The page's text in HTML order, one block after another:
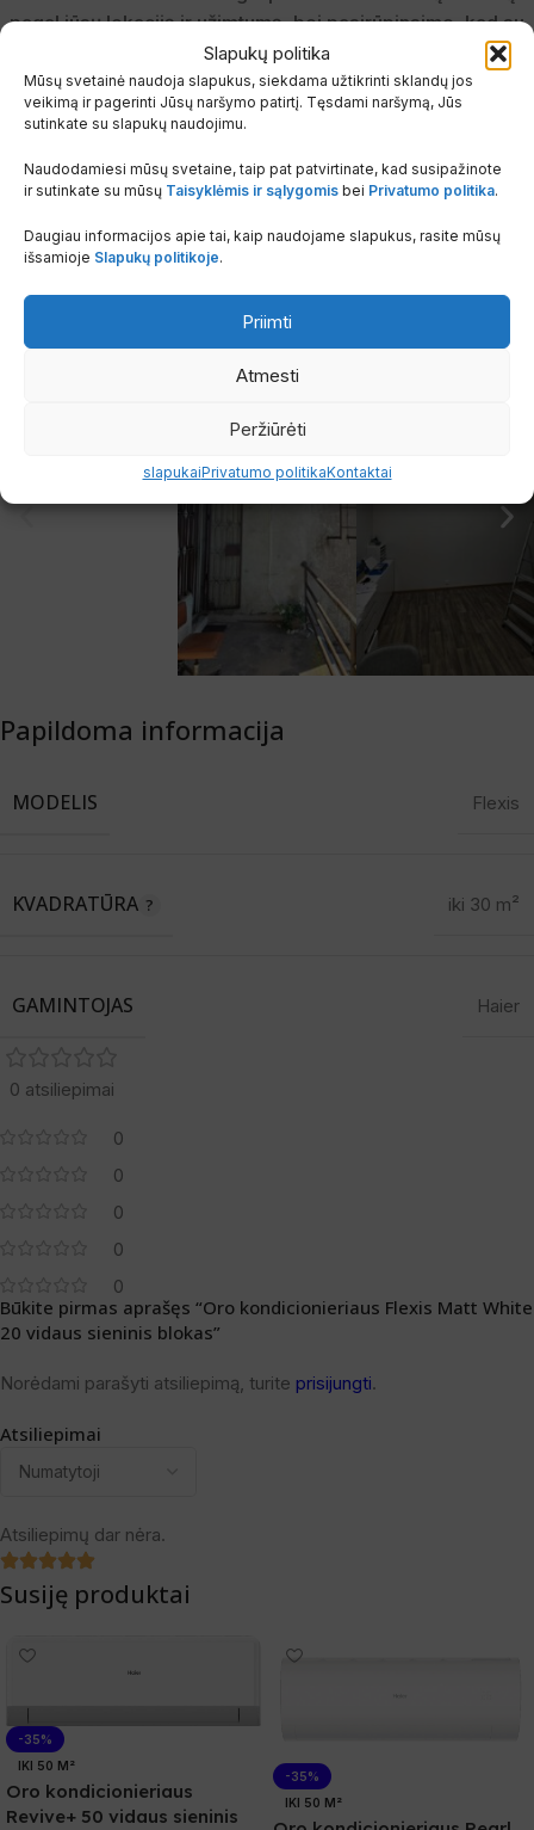
Slapukų politika
Mūsų svetainė naudoja slapukus, siekdama užtikrinti sklandų jos
veikimą ir pagerinti Jūsų naršymo patirtį. Tęsdami naršymą, Jūs
sutinkate su slapukų naudojimu.
Naudodamiesi mūsų svetaine, taip pat patvirtinate, kad susipažinote
ir sutinkate su mūsų Taisyklėmis ir sąlygomis bei Privatumo politika.
Daugiau informacijos apie tai, kaip naudojame slapukus, rasite mūsų
išsamioje Slapukų politikoje.
Priimti
Atmesti
Peržiūrėti
slapukaiPrivatumo politikaKontaktai
pagal jūsų lokaciją ir užimtumą, bei pasirūpinsime, kad su
jumis būtų susisiekta artimiausiu metu.
✅ Tik autorizuoti montuotojai su patirtimi
✅ Montavimo darbai pagal gamintojo reikalavimus – išlieka
garantija
✅ Jokių rūpesčių – vienas užsakymas, viskuo pasirūpinsime mes
Užsisakykite įrangą su pasitikėjimu – komfortu
pasirūpinsime nuo A iki Z.
Klientų pasirinkimai
Tikri montavimo pavyzdžiai iš klientų aplinkos
Papildoma informacija
MODELIS Flexis
KVADRATŪRA iki 30 m²
GAMINTOJAS Haier
0 atsiliepimai
0
0
0
0
0
Atsiliepimai
Atsiliepimų dar nėra.
Būkite pirmas aprašęs “Oro kondicionieriaus Flexis Matt White
20 vidaus sieninis blokas”
Norėdami parašyti atsiliepimą, turite prisijungti.
Susiję produktai
-35%
IKI 50 M²
Oro kondicionieriaus
Revive+ 50 vidaus sieninis
-35%
IKI 50 M²